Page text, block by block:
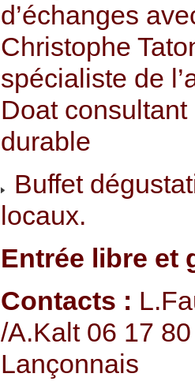
d’échanges
Christophe
spécialiste de
Doat
durable
Buffet
locaux.
Entrée libre et
Contacts :
/A.Kalt 06 17
Lançonnais